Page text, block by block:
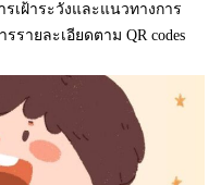
เฝ้าระวังและแนวทางการ
ายละเอียดตาม QR codes